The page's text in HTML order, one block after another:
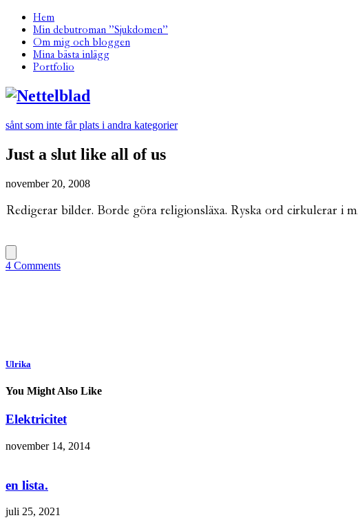
Hem
Min debutroman ”Sjukdomen”
Om mig och bloggen
Mina bästa inlägg
Portfolio
sånt som inte får plats i andra kategorier
Just a slut like all of us
november 20, 2008
Redigerar bilder. Borde göra religionsläxa. Ryska ord cirkulerar
4 Comments
Ulrika
You Might Also Like
Elektricitet
november 14, 2014
en lista.
juli 25, 2021